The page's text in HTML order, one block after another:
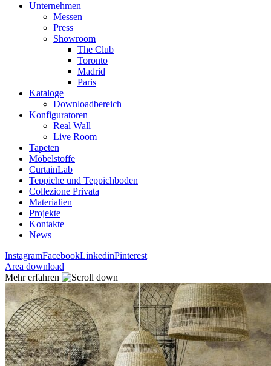
Unternehmen
Messen
Press
Showroom
The Club
Toronto
Madrid
Paris
Kataloge
Downloadbereich
Konfiguratoren
Real Wall
Live Room
Tapeten
Möbelstoffe
CurtainLab
Teppiche und Teppichboden
Collezione Privata
Materialien
Projekte
Kontakte
News
InstagramFacebookLinkedinPinterest
Area download
Mehr erfahren